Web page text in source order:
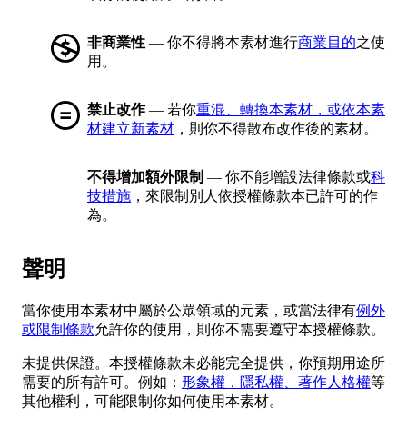
非商業性 — 你不得將本素材進行商業目的之使
用。
禁止改作— 若你重混、轉換本素材，或依本素
材建立新素材 ，則你不得散布改作後的素材。
不得增加額外限制 — 你不能增設法律條款或科
技措施 ，來限制別人依授權條款本已許可的作
為。
聲明
當你使用本素材中屬於公眾領域的元素，或當法律有例外
或限制條款允許你的使用，則你不需要遵守本授權條款。
未提供保證。本授權條款未必能完全提供，你預期用途所
需要的所有許可。例如： 形象權，隱私權、著作人格權等
其他權利，可能限制你如何使用本素材。